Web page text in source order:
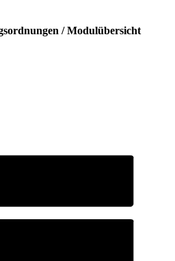
/ Modulübersicht